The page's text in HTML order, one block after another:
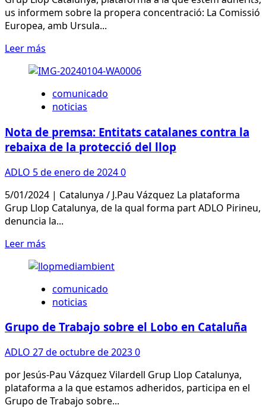
la
ramaderia
i
us informem sobre la propera concentració: La Comissió
Europea, amb Ursula...
Leer más
sobre
CONCENTRACIÓ:
PER
UN
ECOSISTEMA
VIU,
ATUREM
LA
DESPROTECCIÓ
DEL
LLOP!
comunicado
noticias
Nota de premsa: Entitats catalanes contra la
rebaixa de la protecció del llop
ADLO 5 de enero de 20240
5/01/2024 | Catalunya / J.Pau Vázquez La plataforma
Grup Llop Catalunya, de la qual forma part ADLO Pirineu,
denuncia la...
Leer más
sobre
de
premsa:
Entitats
catalanes
contra
la
rebaixa
de
la
comunicado
noticias
Grupo de Trabajo sobre el Lobo en Cataluña
ADLO 27 de octubre de 20230
por Jesús-Pau Vázquez Vilardell Grup Llop Catalunya,
plataforma a la que estamos adheridos, participa en el
Grupo de Trabajo sobre...